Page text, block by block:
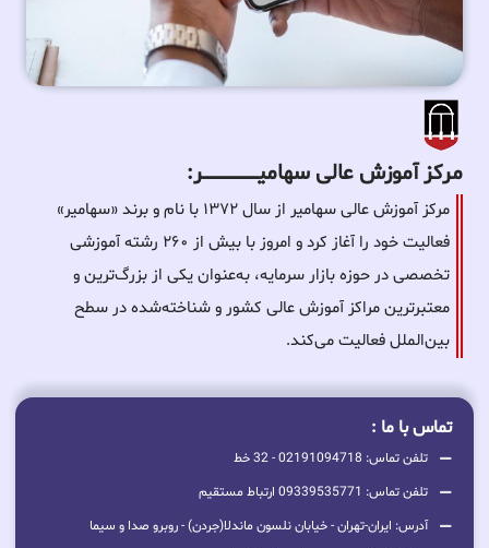
مرکز آموزش عالی سهامیـــــــــــــــــــــــــر:
مرکز آموزش عالی سهامیر از سال ۱۳۷۲ با نام و برند «سهامیر»
فعالیت خود را آغاز کرد و امروز با بیش از ۲۶۰ رشته آموزشی
تخصصی در حوزه بازار سرمایه، به‌عنوان یکی از بزرگ‌ترین و
معتبرترین مراکز آموزش عالی کشور و شناخته‌شده در سطح
بین‌الملل فعالیت می‌کند.
تماس با ما :
تلفن تماس: 02191094718 - 32 خط
تلفن تماس: 09339535771 ارتباط مستقیم
آدرس: ایران-تهران - خیابان نلسون ماندلا(جردن) - روبرو صدا و سیما